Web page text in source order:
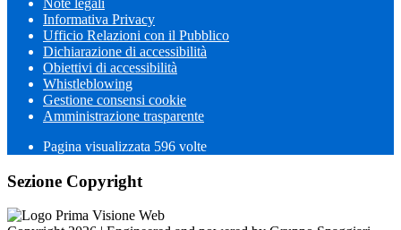
Note legali
Informativa Privacy
Ufficio Relazioni con il Pubblico
Dichiarazione di accessibilità
Obiettivi di accessibilità
Whistleblowing
Gestione consensi cookie
Amministrazione trasparente
Pagina visualizzata 596 volte
Sezione Copyright